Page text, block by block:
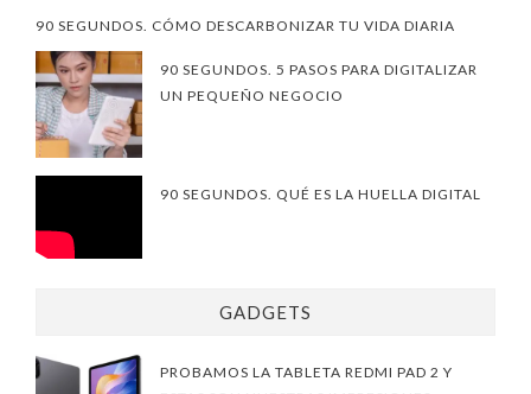
90 SEGUNDOS. CÓMO DESCARBONIZAR TU VIDA DIARIA
90 SEGUNDOS. 5 PASOS PARA DIGITALIZAR
UN PEQUEÑO NEGOCIO
90 SEGUNDOS. QUÉ ES LA HUELLA DIGITAL
GADGETS
PROBAMOS LA TABLETA REDMI PAD 2 Y